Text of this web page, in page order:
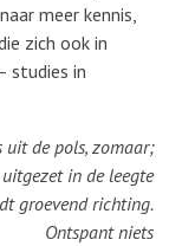
meer kennis,
zich ook in
studies in
uit de pols, zomaar;
in de leegte
groevend richting.
Ontspant niets